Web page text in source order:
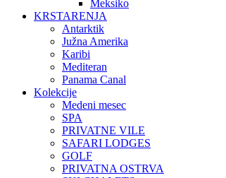
Meksiko
KRSTARENJA
Antarktik
Južna Amerika
Karibi
Mediteran
Panama Canal
Kolekcije
Medeni mesec
SPA
PRIVATNE VILE
SAFARI LODGES
GOLF
PRIVATNA OSTRVA